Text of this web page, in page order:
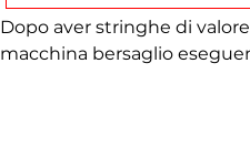
Dopo aver stringhe di
macchina bersaglio